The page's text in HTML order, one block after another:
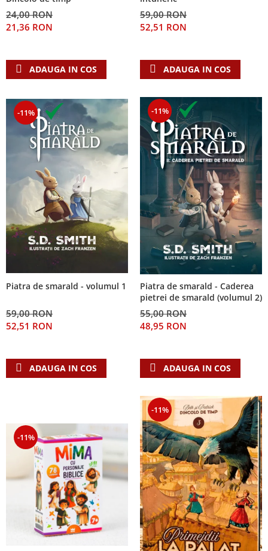
24,00 RON
21,36 RON
ADAUGA IN COS
59,00 RON
52,51 RON
ADAUGA IN COS
-11%
Piatra de smarald - volumul 1
59,00 RON
52,51 RON
ADAUGA IN COS
-11%
Piatra de smarald - Caderea
pietrei de smarald (volumul 2)
55,00 RON
48,95 RON
ADAUGA IN COS
-11%
-11%